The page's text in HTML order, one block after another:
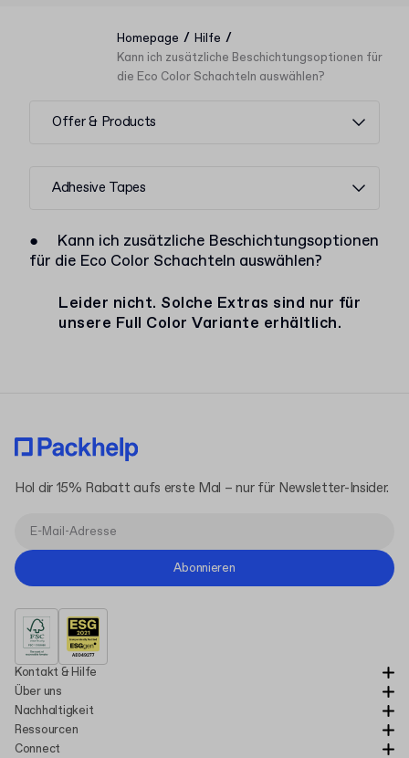
Homepage / Hilfe /
Kann ich zusätzliche Beschichtungsoptionen für
die Eco Color Schachteln auswählen?
Offer & Products
Adhesive Tapes
●
Kann ich zusätzliche Beschichtungsoptionen
für die Eco Color Schachteln auswählen?
Leider nicht. Solche Extras sind nur für
unsere Full Color Variante erhältlich.
Kontakt & Hilfe
Über uns
Nachhaltigkeit
Ressourcen
Connect
Hol dir 15% Rabatt aufs erste Mal – nur für Newsletter-Insider.
Abonnieren